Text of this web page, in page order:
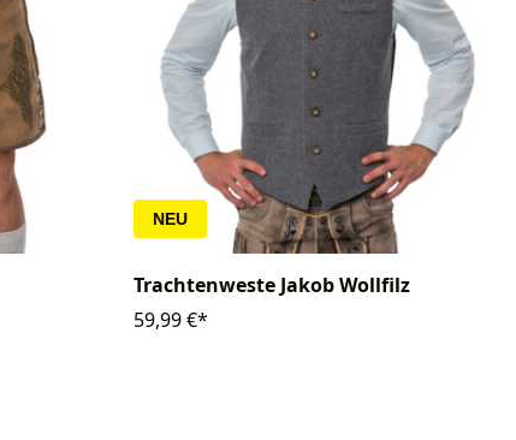
NEU
Trachtenweste Jakob Wollfilz
59,99 €*